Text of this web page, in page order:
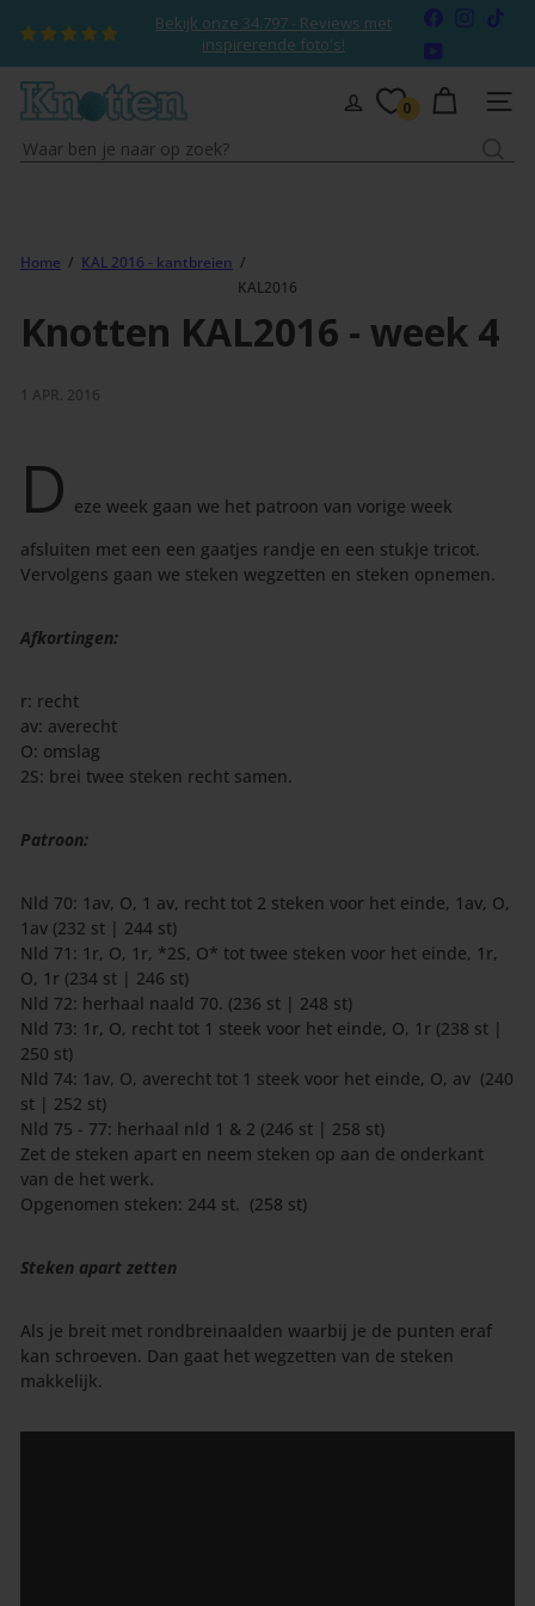
inhoud
gaan
Diavoorstelling
pauzeren
Bekijk onze 34.797 - Reviews met
inspirerende foto's!
Facebook
YouTube
K
n
o
n
0
Waar
op
Home
KAL 2016 - kantbreien
KAL2016
Knotten KAL2016 - week 4
1 APR. 2016
D eze week gaan we het patroon van vorige week
afsluiten met een een gaatjes randje en een stukje tricot.
Vervolgens gaan we steken wegzetten en steken opnemen.
Afkortingen:
r: recht
av: averecht
O: omslag
2S: brei twee steken recht samen.
Patroon:
Nld 70: 1av, O, 1 av, recht tot 2 steken voor het einde, 1av, O,
1av (232 st | 244 st)
Nld 71: 1r, O, 1r, *2S, O* tot twee steken voor het einde, 1r,
O, 1r (234 st | 246 st)
Nld 72: herhaal naald 70. (236 st | 248 st)
Nld 73: 1r, O, recht tot 1 steek voor het einde, O, 1r (238 st |
250 st)
Nld 74: 1av, O, averecht tot 1 steek voor het einde, O, av (240
st | 252 st)
Nld 75 - 77: herhaal nld 1 & 2 (246 st | 258 st)
Zet de steken apart en neem steken op aan de onderkant
van de het werk.
Opgenomen steken: 244 st. (258 st)
Steken apart zetten
Als je breit met rondbreinaalden waarbij je de punten eraf
kan schroeven. Dan gaat het wegzetten van de steken
makkelijk.